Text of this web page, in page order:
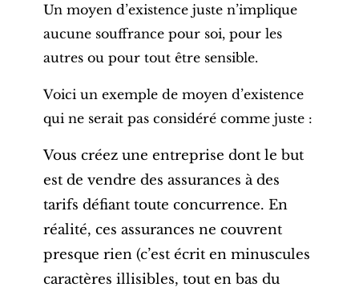
Un moyen d’existence juste n’implique
aucune souffrance pour soi, pour les
autres ou pour tout être sensible.
Voici un exemple de moyen d’existence
qui ne serait pas considéré comme juste :
Vous créez une entreprise dont le but
est de vendre des assurances à des
tarifs défiant toute concurrence. En
réalité, ces assurances ne couvrent
presque rien (c’est écrit en minuscules
caractères illisibles, tout en bas du